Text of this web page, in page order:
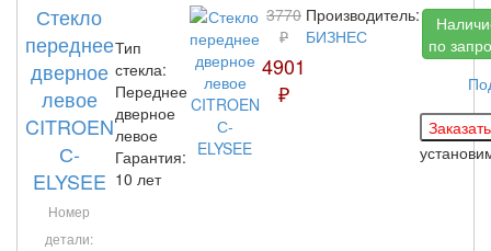
Стекло
переднее
дверное
левое
CITROEN
С-
ELYSEE
Номер
детали:
Тип
стекла:
Переднее
дверное
левое
Гарантия:
10 лет
3770
₽
4901
₽
Производитель:
БИЗНЕС
по